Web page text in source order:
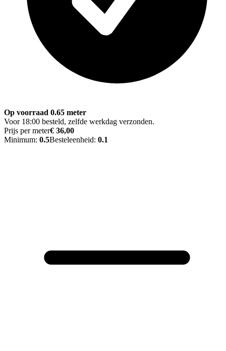
Op voorraad 0.65 meter
Voor 18:00 besteld, zelfde werkdag verzonden.
Prijs per meter€ 36,00
Minimum: 0.5Besteleenheid: 0.1